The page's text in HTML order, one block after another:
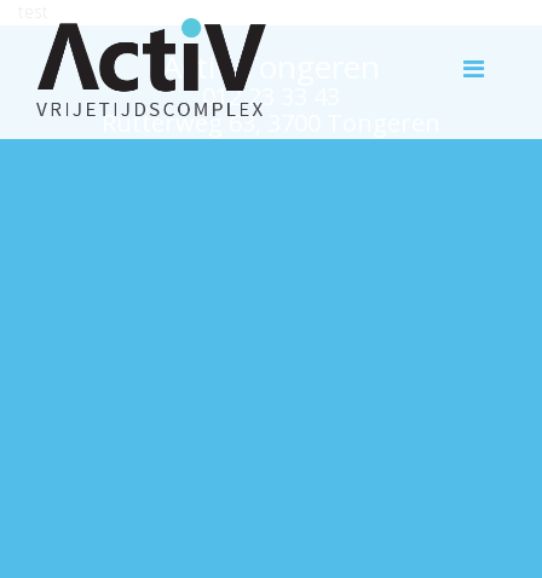
Activ Tongeren
012 23 33 43
Rutterweg 63, 3700 Tongeren